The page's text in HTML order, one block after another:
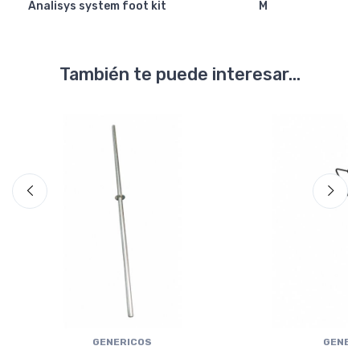
Analisys system foot kit
M
También te puede interesar...
GENERICOS